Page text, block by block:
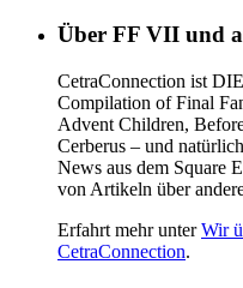
Über FF VII und
CetraConnection ist
Compilation of Final
Advent Children,
Cerberus – und
News aus dem Square
von Artikeln über
Erfahrt mehr unterWir
CetraConnection.